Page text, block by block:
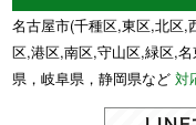
名古屋市(千種区,東区,北区,
区,港区,南区,守山区,緑区,
県，岐阜県，静岡県など対